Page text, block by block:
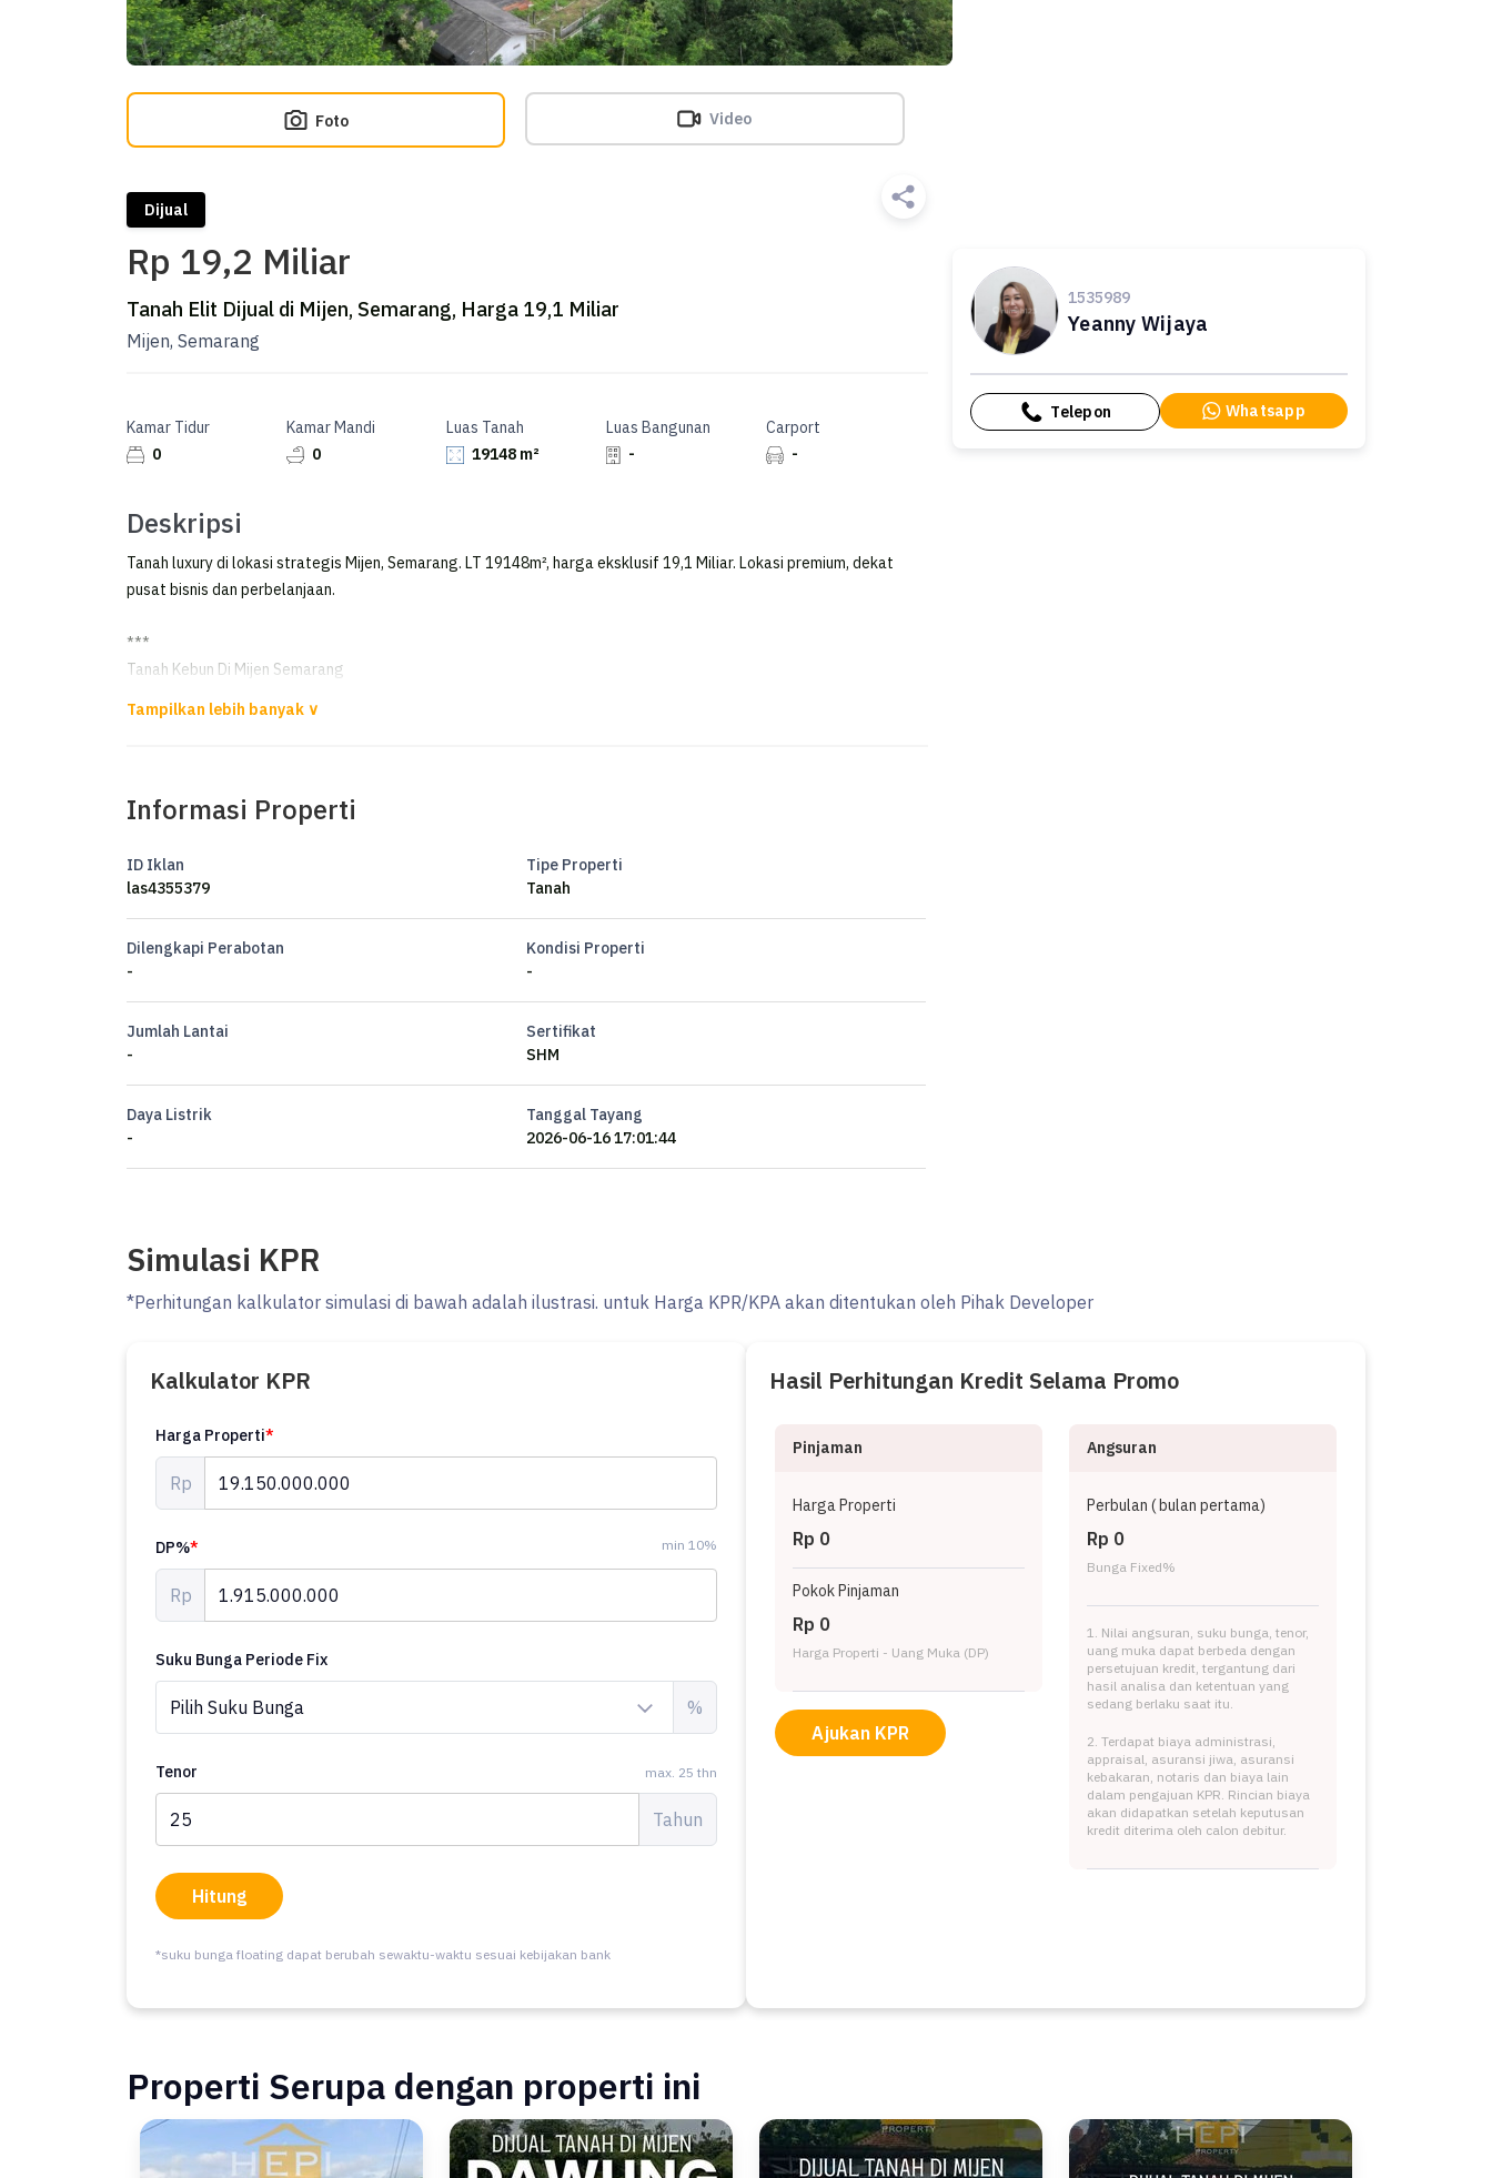
Foto Video
Dijual
Rp 19,2 Miliar
Tanah Elit Dijual di Mijen, Semarang, Harga 19,1 Miliar
Mijen, Semarang
Kamar Tidur
0
Kamar Mandi
0
Luas Tanah
19148 m²
Luas Bangunan
-
Carport
-
Deskripsi
Tanah luxury di lokasi strategis Mijen, Semarang. LT 19148m², harga eksklusif 19,1 Miliar. Lokasi premium, dekat
pusat bisnis dan perbelanjaan.
***
Tanah Kebun Di Mijen Semarang
DIjual tanah lokasi sangat strategis 500 meter dari pasar ace mijen
full pagar keliling
harga 1 juta/meter
Informasi Properti
ID Iklan
las4355379
Tipe Properti
Tanah
Dilengkapi Perabotan
-
Kondisi Properti
-
Jumlah Lantai
-
Sertifikat
SHM
Daya Listrik
-
Tanggal Tayang
2026-06-16 17:01:44
1535989
Yeanny Wijaya
Telepon Whatsapp
Simulasi KPR
*Perhitungan kalkulator simulasi di bawah adalah ilustrasi. untuk Harga KPR/KPA akan ditentukan oleh Pihak Developer
Kalkulator KPR
Harga Properti*
Rp
DP%* min 10%
Rp
Suku Bunga Periode Fix
%
Tenor max. 25 thn
Tahun
Hitung
*suku bunga floating dapat berubah sewaktu-waktu sesuai kebijakan bank
Hasil Perhitungan Kredit Selama Promo
Pinjaman
Harga Properti
Rp 0
Pokok Pinjaman
Rp 0
Harga Properti - Uang Muka (DP)
Ajukan KPR
Angsuran
Perbulan (bulan pertama)
Rp 0
Bunga Fixed%
1. Nilai angsuran, suku bunga, tenor,
uang muka dapat berbeda dengan
persetujuan kredit, tergantung dari
hasil analisa dan ketentuan yang
sedang berlaku saat itu.
2. Terdapat biaya administrasi,
appraisal, asuransi jiwa, asuransi
kebakaran, notaris dan biaya lain
dalam pengajuan KPR. Rincian biaya
akan didapatkan setelah keputusan
kredit diterima oleh calon debitur.
Properti Serupa dengan properti ini